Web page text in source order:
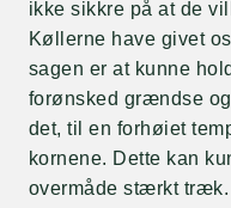
ikke sikkre på at de
Køllerne have givet
sagen er at kunne
forønsked grændse
det, til en forhøiet
kornene. Dette kan
overmåde stærkt træk.